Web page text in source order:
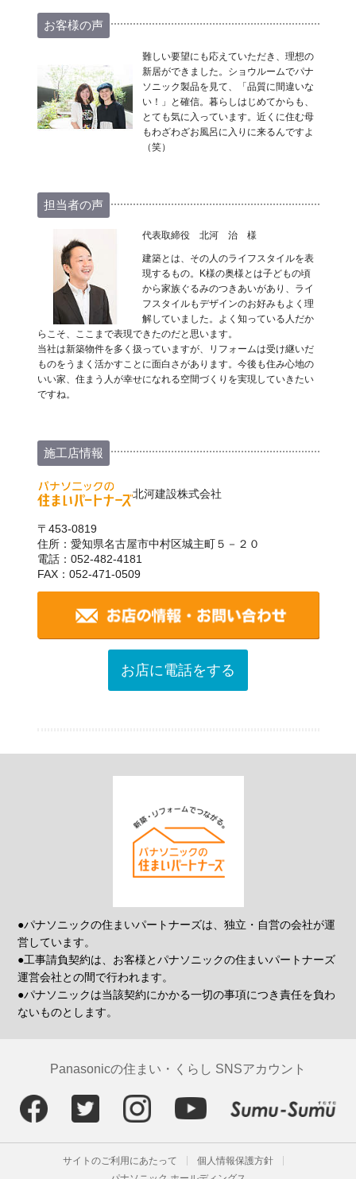
お客様の声
難しい要望にも応えていただき、理想の
新居ができました。ショウルームでパナ
ソニック製品を見て、「品質に間違いな
い！」と確信。暮らしはじめてからも、
とても気に入っています。近くに住む母
もわざわざお風呂に入りに来るんですよ
（笑）
担当者の声
代表取締役 北河 治 様
建築とは、その人のライフスタイルを表
現するもの。K様の奥様とは子どもの頃
から家族ぐるみのつきあいがあり、ライ
フスタイルもデザインのお好みもよく理
解していました。よく知っている人だか
らこそ、ここまで表現できたのだと思います。
当社は新築物件を多く扱っていますが、リフォームは受け継いだ
ものをうまく活かすことに面白さがあります。今後も住み心地の
いい家、住まう人が幸せになれる空間づくりを実現していきたい
ですね。
施工店情報
北河建設株式会社
〒453-0819
住所：愛知県名古屋市中村区城主町５－２０
電話：052-482-4181
FAX：052-471-0509
お店に電話をする
●パナソニックの住まいパートナーズは、独立・自営の会社が運
営しています。
●工事請負契約は、お客様とパナソニックの住まいパートナーズ
運営会社との間で行われます。
●パナソニックは当該契約にかかる一切の事項につき責任を負わ
ないものとします。
Panasonicの住まい・くらし SNSアカウント
サイトのご利用にあたって
個人情報保護方針